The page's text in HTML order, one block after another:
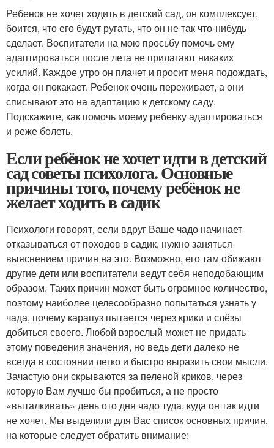
Ребенок не хочет ходить в детский сад, он комплексует,
боится, что его будут ругать, что он не так что-нибудь
сделает. Воспитатели на мою просьбу помочь ему
адаптироваться после лета не прилагают никаких
усилий. Каждое утро он плачет и просит меня подождать,
когда он покакает. Ребенок очень переживает, а они
списывают это на адаптацию к детскому саду.
Подскажите, как помочь моему ребенку адаптироваться
и реже болеть.
Если ребёнок не хочет идти в детский
сад советы психолога. Основные
причины того, почему ребёнок не
желает ходить в садик
Психологи говорят, если вдруг Ваше чадо начинает
отказываться от походов в садик, нужно заняться
выяснением причин на это. Возможно, его там обижают
другие дети или воспитатели ведут себя неподобающим
образом. Таких причин может быть огромное количество,
поэтому наиболее целесообразно попытаться узнать у
чада, почему карапуз пытается через крики и слёзы
добиться своего. Любой взрослый может не придать
этому поведения значения, но ведь дети далеко не
всегда в состоянии легко и быстро выразить свои мысли.
Зачастую они скрываются за пеленой криков, через
которую Вам лучше бы пробиться, а не просто
«выталкивать» день ото дня чадо туда, куда он так идти
не хочет. Мы выделили для Вас список основных причин,
на которые следует обратить внимание: